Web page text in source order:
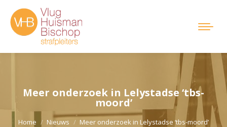
Meer onderzoek in Lelystadse ‘tbs-
moord’
Je bent hier:
Home Nieuws Meer onderzoek in Lelystadse ‘tbs-moord’